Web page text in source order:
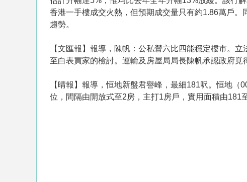
香港一手樓成交火熱，但預期成交量只有約1.86萬戶
趨勢。
【文匯報】報導，陳帆：公私營六比四能穩定樓市。
至白表買家的檢討。運輸及房屋局局長陳帆承認政府
【晴報】報導，恒地新盤君譽峰，最細181呎。恒地
位，間隔由開放式至2房，主打1房戶，實用面積由181